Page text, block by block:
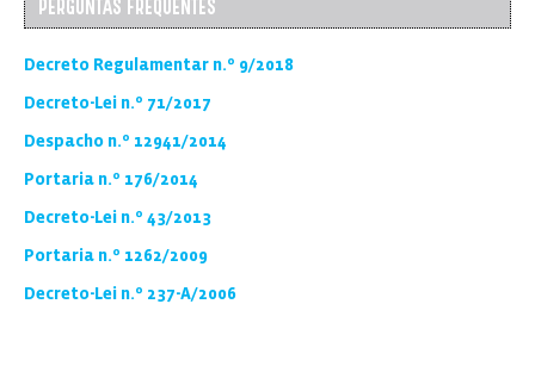
PERGUNTAS FREQUENTES
Decreto Regulamentar n.º 9/2018
Decreto-Lei n.º 71/2017
Despacho n.º 12941/2014
Portaria n.º 176/2014
Decreto-Lei n.º 43/2013
Portaria n.º 1262/2009
Decreto-Lei n.º 237-A/2006